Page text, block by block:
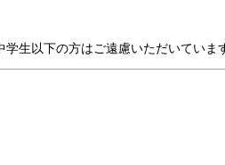
生以下の方はご遠慮いただいていま